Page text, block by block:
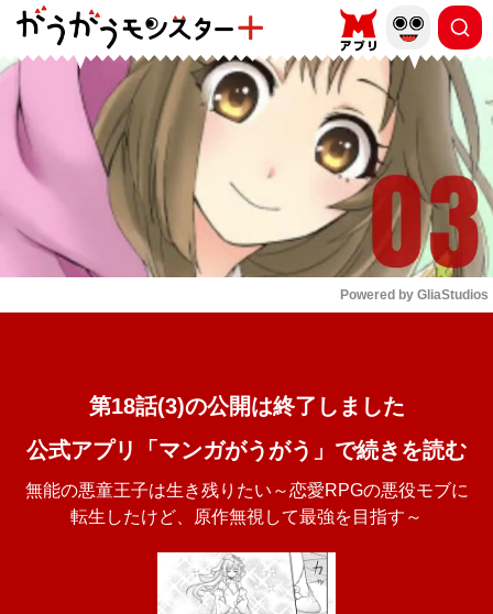
もっと読む
Powered by GliaStudios
第18話(3)の公開は終了しました
公式アプリ「マンガがうがう」で続きを読む
無能の悪童王子は生き残りたい～恋愛RPGの悪役モブに
転生したけど、原作無視して最強を目指す～